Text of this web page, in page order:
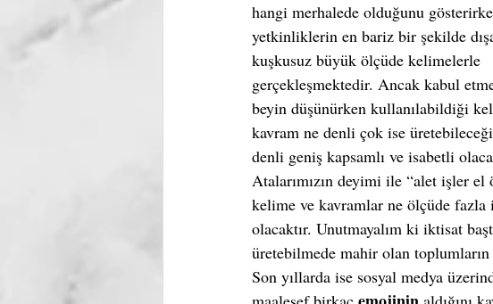
hangi merhalede olduğunu
yetkinliklerin en bariz bir şekilde
kuşkusuz büyük ölçüde kelimelerle
gerçekleşmektedir. Ancak kabul
beyin düşünürken kullanılabildiği
kavram ne denli çok ise
denli geniş kapsamlı ve isabetli
Atalarımızın deyimi ile “alet işler
kelime ve kavramlar ne ölçüde
olacaktır. Unutmayalım ki iktisat
üretebilmede mahir olan
Son yıllarda ise sosyal medya